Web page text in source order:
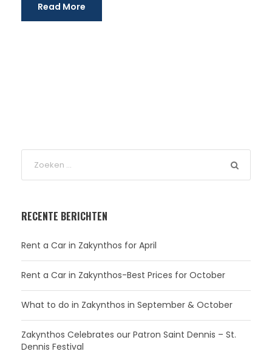
Read More
RECENTE BERICHTEN
Rent a Car in Zakynthos for April
Rent a Car in Zakynthos-Best Prices for October
What to do in Zakynthos in September & October
Zakynthos Celebrates our Patron Saint Dennis – St.
Dennis Festival